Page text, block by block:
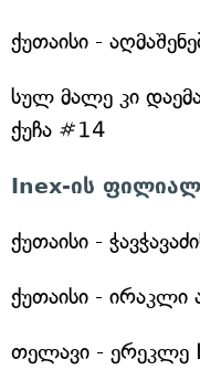
ქუთაისი -
სულ მალე კი
ქუჩა #14
Inex-ის
ქუთაისი -
ქუთაისი - ირაკლი
თელავი - ერეკლე